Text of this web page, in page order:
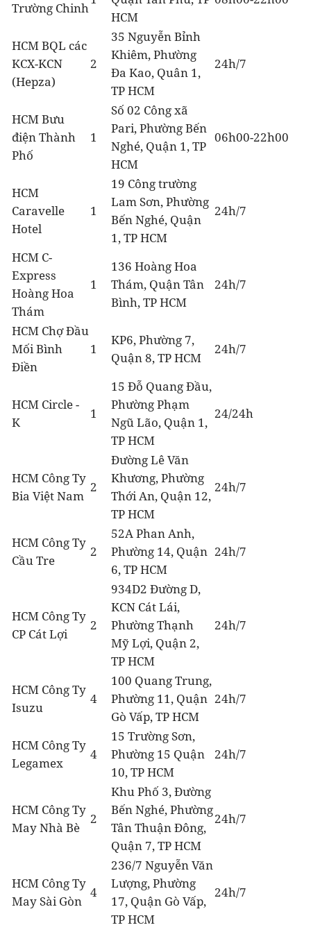
Trường Chinh
HCM
HCM BQL các
KCX-KCN
(Hepza)
2
35 Nguyễn Bỉnh
Khiêm, Phường
Đa Kao, Quân 1,
TP HCM
24h/7
HCM Bưu
điện Thành
Phố
1
Số 02 Công xã
Pari, Phường Bến
Nghé, Quận 1, TP
HCM
06h00-22h00
HCM
Caravelle
Hotel
1
19 Công trường
Lam Sơn, Phường
Bến Nghé, Quận
1, TP HCM
24h/7
HCM C-
Express
Hoàng Hoa
Thám
1
136 Hoàng Hoa
Thám, Quận Tân
Bình, TP HCM
24h/7
HCM Chợ Đầu
Mối Bình
Điền
1
KP6, Phường 7,
Quận 8, TP HCM
24h/7
HCM Circle -
K
1
15 Đỗ Quang Đầu,
Phường Phạm
Ngũ Lão, Quận 1,
TP HCM
24/24h
HCM Công Ty
Bia Việt Nam
2
Đường Lê Văn
Khương, Phường
Thới An, Quận 12,
TP HCM
24h/7
HCM Công Ty
Cầu Tre
2
52A Phan Anh,
Phường 14, Quận
6, TP HCM
24h/7
HCM Công Ty
CP Cát Lợi
2
934D2 Đường D,
KCN Cát Lái,
Phường Thạnh
Mỹ Lợi, Quận 2,
TP HCM
24h/7
HCM Công Ty
Isuzu
4
100 Quang Trung,
Phường 11, Quận
Gò Vấp, TP HCM
24h/7
HCM Công Ty
Legamex
4
15 Trường Sơn,
Phường 15 Quận
10, TP HCM
24h/7
HCM Công Ty
May Nhà Bè
2
Khu Phố 3, Đường
Bến Nghé, Phường
Tân Thuận Đông,
Quận 7, TP HCM
24h/7
HCM Công Ty
May Sài Gòn
4
236/7 Nguyễn Văn
Lượng, Phường
17, Quận Gò Vấp,
TP HCM
24h/7